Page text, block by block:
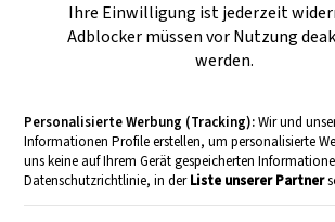
Ihre Einwilligung ist jederzeit
Adblocker müssen vor Nutzung
werden.
Personalisierte Werbung (Tracking):Wir und
Informationen Profile erstellen, um personalisierte
uns keine auf Ihrem Gerät gespeicherten
Datenschutzrichtlinie, in derListe unserer Partner